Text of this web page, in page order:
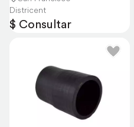
Districent
$ Consultar